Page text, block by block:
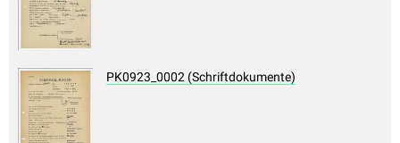
PK0923_0002 (Schriftdokumente)